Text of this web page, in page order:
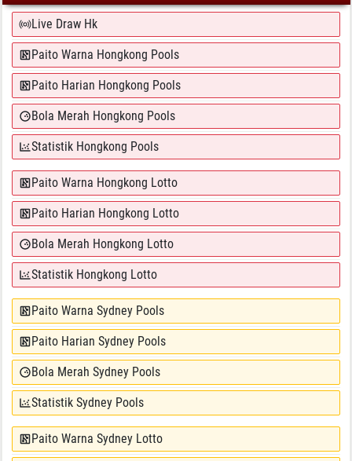
Live Draw Hk
Paito Warna Hongkong Pools
Paito Harian Hongkong Pools
Bola Merah Hongkong Pools
Statistik Hongkong Pools
Paito Warna Hongkong Lotto
Paito Harian Hongkong Lotto
Bola Merah Hongkong Lotto
Statistik Hongkong Lotto
Paito Warna Sydney Pools
Paito Harian Sydney Pools
Bola Merah Sydney Pools
Statistik Sydney Pools
Paito Warna Sydney Lotto